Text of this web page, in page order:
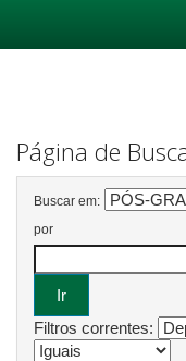
Página de
Buscar em:
por
Filtros correntes: